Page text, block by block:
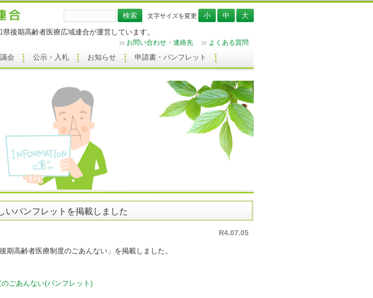
文字サイズを変更
検
索:
後期高齢者医療広域連合が運営しています。
お問い合わせ・連絡先 よくある質問
会 公示・入札 お知らせ 申請書・パンフレット
いパンフレットを掲載しました
R4.07.05
期高齢者医療制度のごあんない」を掲載しました。
ごあんない(パンフレット)